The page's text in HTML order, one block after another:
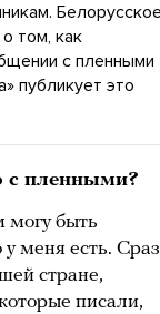
том, как
с пленными
публикует это
с пленными?
могу быть
меня есть.
стране,
писали,